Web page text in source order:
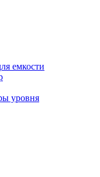
емкости
уровня